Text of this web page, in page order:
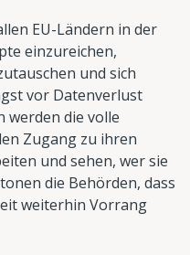
EU-Ländern in der
einzureichen,
und sich
vor Datenverlust
werden die volle
Zugang zu ihren
und sehen, wer sie
die Behörden, dass
weiterhin Vorrang